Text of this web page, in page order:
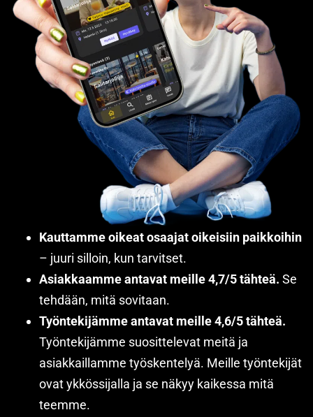
Kauttamme oikeat osaajat oikeisiin paikkoihin
– juuri silloin, kun tarvitset.
Asiakkaamme antavat meille 4,7/5 tähteä. Se
tehdään, mitä sovitaan.
Työntekijämme antavat meille 4,6/5 tähteä.
Työntekijämme suosittelevat meitä ja
asiakkaillamme työskentelyä. Meille työntekijät
ovat ykkössijalla ja se näkyy kaikessa mitä
teemme.